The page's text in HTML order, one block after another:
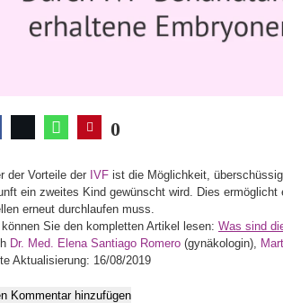
0
der Vorteile der IVF ist die Möglichkeit,
ein zweites Kind gewünscht wird. Dies
erneut durchlaufen muss.
können Sie den kompletten Artikel lesen: Was sind
Dr. Med. Elena Santiago Romero (gynäkologin),
Aktualisierung: 16/08/2019
Kommentar hinzufügen